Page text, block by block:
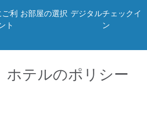
利
ト
お部屋の選択 デジタルチェックイ
ン
ホテルのポリシー